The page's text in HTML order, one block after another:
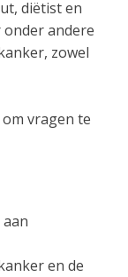
diëtist en
andere
zowel
vragen te
en de